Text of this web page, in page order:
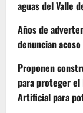
aguas del Valle
Años de
denuncian
Proponen
para proteger el
Artificial para